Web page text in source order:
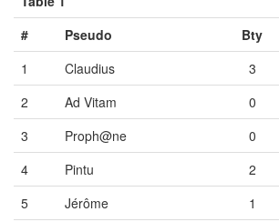
#
Pseudo Bty
1
Claudius 3
2
Ad Vitam 0
3
Proph@ne 0
4
Pintu 2
5
Jérôme 1